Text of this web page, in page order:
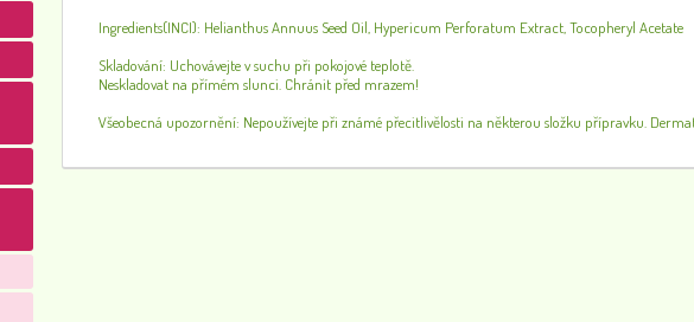
Ingredients(INCI): Helianthus Annuus Seed Oil, Hypericum Perforatum Extract, Tocopheryl Acetate
Skladování: Uchovávejte v suchu při pokojové teplotě.
Neskladovat na přímém slunci. Chránit před mrazem!
Všeobecná upozornění: Nepoužívejte při známé přecitlivělosti na některou složku přípravku.